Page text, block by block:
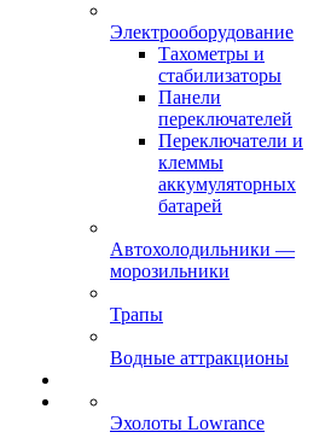
Электрооборудование
Тахометры и
стабилизаторы
Панели
переключателей
Переключатели и
клеммы
аккумуляторных
батарей
Автохолодильники —
морозильники
Трапы
Водные аттракционы
Эхолоты Lowrance